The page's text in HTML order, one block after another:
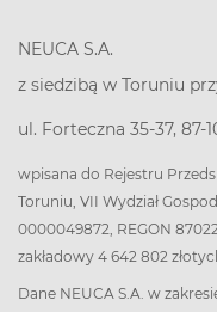
NEUCA S.A.
z siedzibą w Toruniu
ul. Forteczna 35-37, 87-
wpisana do Rejestru
Toruniu, VII Wydział
0000049872, REGON
zakładowy 4 642 802
Dane NEUCA S.A. w